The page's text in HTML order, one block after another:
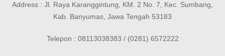
Address : Jl. Raya Karanggintung, KM. 2 No. 7, Kec. Sumbang,
Kab. Banyumas, Jawa Tengah 53183
Telepon : 08113038383 / (0281) 6572222